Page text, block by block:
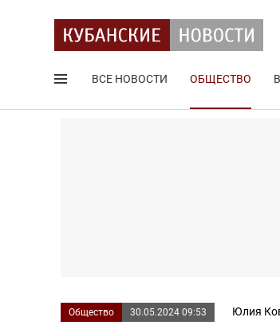
ВСЕ НОВОСТИ ОБЩЕСТВО
Общество 30.05.2024 09:53 Юлия